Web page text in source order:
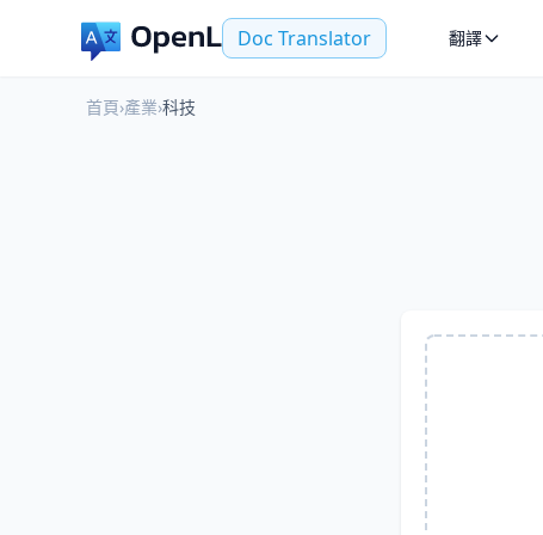
Doc Translator 翻譯
首頁›產業›科技